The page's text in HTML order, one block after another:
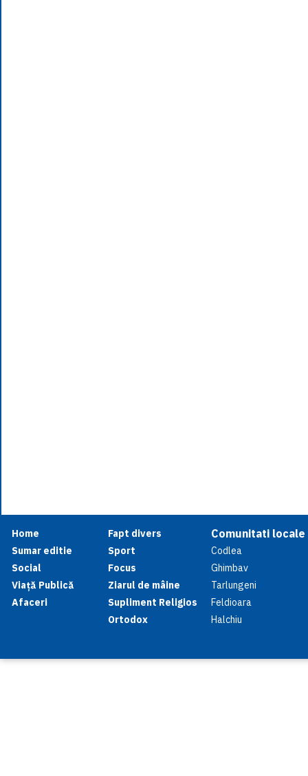
Home
Sumar editie
Social
Viață Publică
Afaceri
Fapt divers
Sport
Focus
Ziarul de mâine
Supliment Religios
Ortodox
Comunitati locale
Codlea
Ghimbav
Tarlungeni
Feldioara
Halchiu